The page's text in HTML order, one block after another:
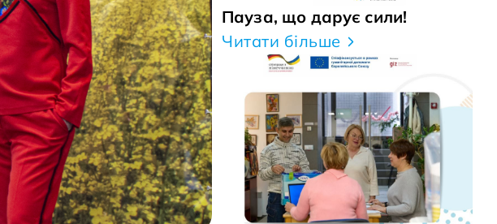
Пауза, що дарує сили!
Читати більше